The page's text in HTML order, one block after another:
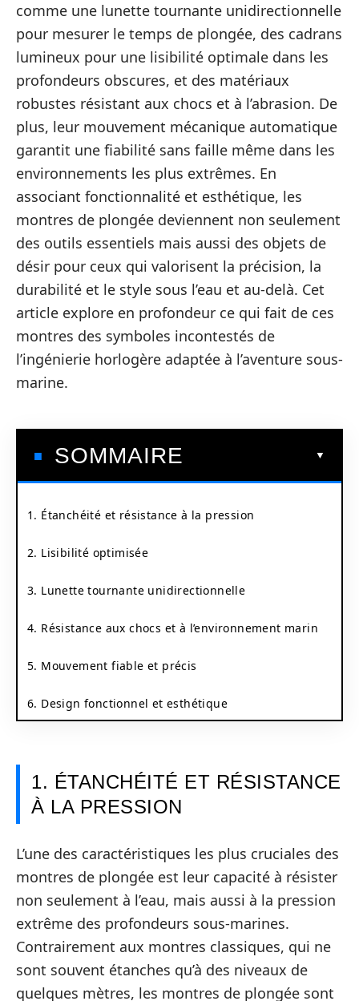
comme une lunette tournante unidirectionnelle
pour mesurer le temps de plongée, des cadrans
lumineux pour une lisibilité optimale dans les
profondeurs obscures, et des matériaux
robustes résistant aux chocs et à l’abrasion. De
plus, leur mouvement mécanique automatique
garantit une fiabilité sans faille même dans les
environnements les plus extrêmes. En
associant fonctionnalité et esthétique, les
montres de plongée deviennent non seulement
des outils essentiels mais aussi des objets de
désir pour ceux qui valorisent la précision, la
durabilité et le style sous l’eau et au-delà. Cet
article explore en profondeur ce qui fait de ces
montres des symboles incontestés de
l’ingénierie horlogère adaptée à l’aventure sous-
marine.
SOMMAIRE
1. Étanchéité et résistance à la pression
2. Lisibilité optimisée
3. Lunette tournante unidirectionnelle
4. Résistance aux chocs et à l’environnement marin
5. Mouvement fiable et précis
6. Design fonctionnel et esthétique
1. ÉTANCHÉITÉ ET RÉSISTANCE
À LA PRESSION
L’une des caractéristiques les plus cruciales des
montres de plongée est leur capacité à résister
non seulement à l’eau, mais aussi à la pression
extrême des profondeurs sous-marines.
Contrairement aux montres classiques, qui ne
sont souvent étanches qu’à des niveaux de
quelques mètres, les montres de plongée sont